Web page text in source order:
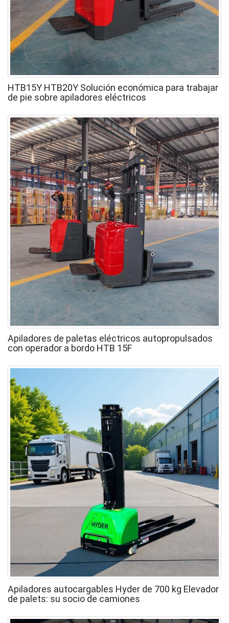
HTB15Y HTB20Y Solución económica para trabajar
de pie sobre apiladores eléctricos
Apiladores de paletas eléctricos autopropulsados
con operador a bordo HTB 15F
Apiladores autocargables Hyder de 700 kg Elevador
de palets: su socio de camiones